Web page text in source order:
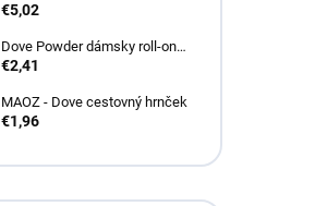
sprchový gél 700ml
€5,02
Dove Powder dámsky roll-on
50ml
€2,41
MAOZ - Dove cestovný hrnček
€1,96